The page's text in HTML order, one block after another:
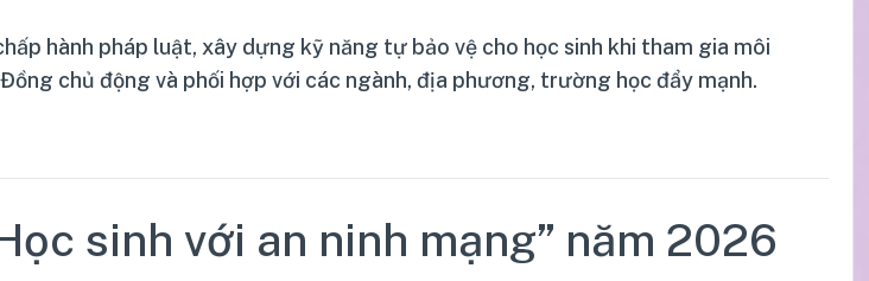
hành pháp luật, xây dựng kỹ năng tự bảo vệ cho học sinh khi tham gia môi
chủ động và phối hợp với các ngành, địa phương, trường học đẩy mạnh.
sinh với an ninh mạng” năm 2026